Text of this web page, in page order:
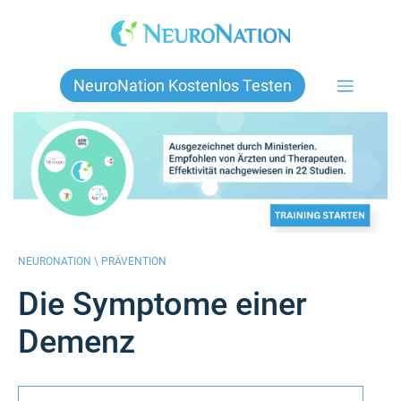
NeuroNation Kostenlos Testen
NEURONATION \ PRÄVENTION
Die Symptome einer
Demenz